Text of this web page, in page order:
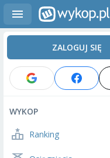
ZALOGUJ SIĘ
WYKOP
Ranking